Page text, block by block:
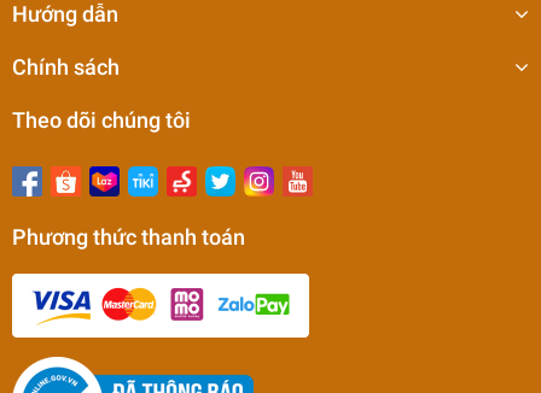
Hướng dẫn
Chính sách
Theo dõi chúng tôi
Phương thức thanh toán